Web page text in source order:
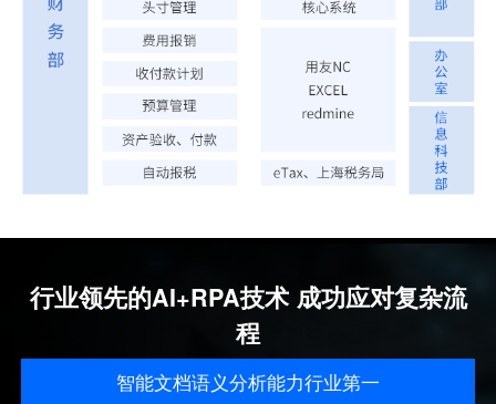
行业领先的AI+RPA技术 成功应对复杂流
程
智能文档语义分析能力行业第一